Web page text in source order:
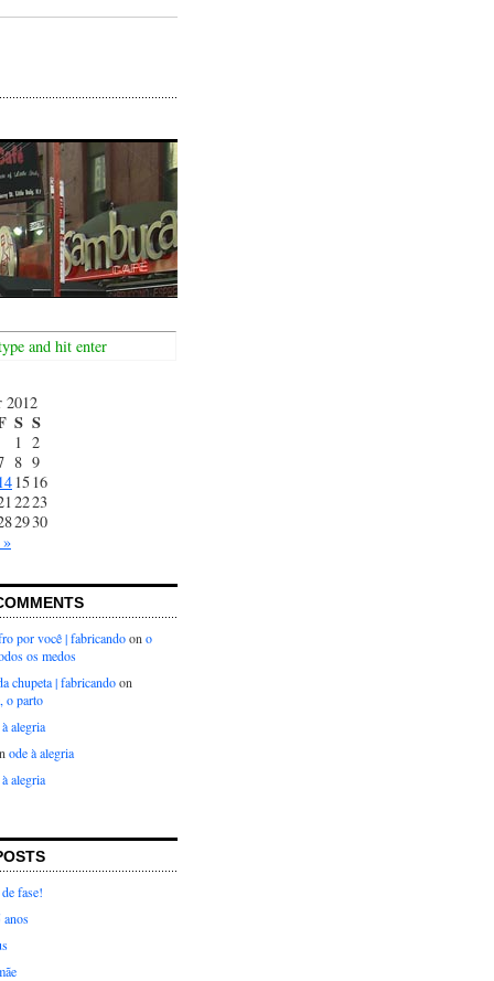
2012
S S
1 2
8 9
14 15 16
2223
2930
por você | fabricandoon o
os medos
chupeta | fabricandoon
o parto
alegria
ode à alegria
alegria
fase!
anos